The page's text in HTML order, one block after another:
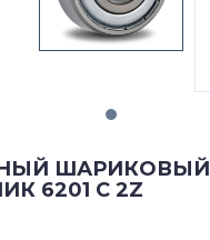
ШАРИКОВЫЙ
6201 C 2Z